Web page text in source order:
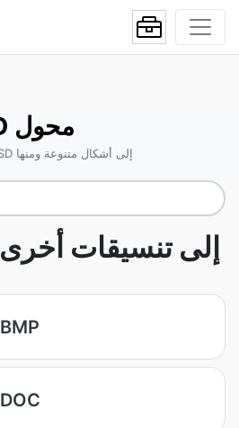
PSD محول
يتحول PSD إلى أشكال متنوعة ومنها
يتحول PSD إلى تنسيقات أخرى
PSD إلى BMP
PSD إلى DOC